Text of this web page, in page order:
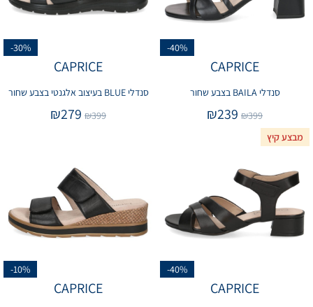
-40%
CAPRICE
סנדלי BAILA בצבע שחור
₪399
₪239
-30%
CAPRICE
סנדלי BLUE בעיצוב אלגנטי בצבע שחור
₪399
₪279
מבצע קיץ
-40%
CAPRICE
-10%
CAPRICE